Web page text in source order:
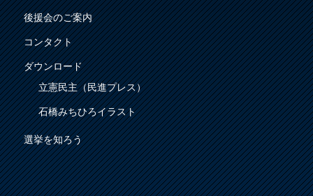
後援会のご案内
コンタクト
ダウンロード
立憲民主（民進プレス）
石橋みちひろイラスト
選挙を知ろう